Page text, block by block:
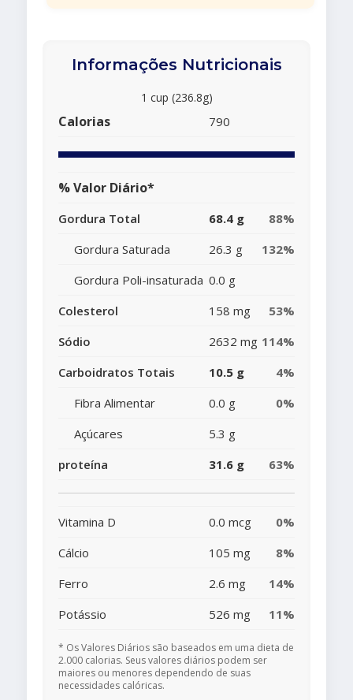
Informações Nutricionais
1 cup (236.8g)
Calorias 790
% Valor Diário*
Gordura Total 68.4 g
88%
Gordura Saturada
26.3 g
132%
Gordura Poli-insaturada 0.0 g
Colesterol
158 mg
53%
Sódio
2632 mg 114%
Carboidratos Totais
10.5 g
4%
Fibra Alimentar
0.0 g
0%
Açúcares
5.3 g
proteína
31.6 g 63%
Vitamina D 0.0 mcg
0%
Cálcio
105 mg
8%
Ferro
2.6 mg
14%
Potássio
526 mg 11%
* Os Valores Diários são baseados em uma dieta de
2.000 calorias. Seus valores diários podem ser
maiores ou menores dependendo de suas
necessidades calóricas.